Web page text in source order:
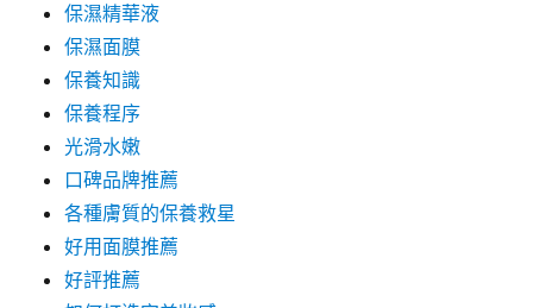
保濕精華液
保濕面膜
保養知識
保養程序
光滑水嫩
口碑品牌推薦
各種膚質的保養救星
好用面膜推薦
好評推薦